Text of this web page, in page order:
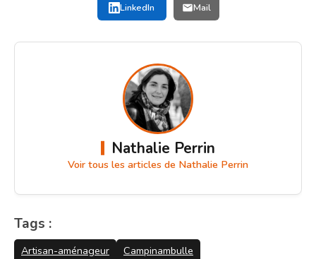
LinkedIn Mail
Nathalie Perrin
Voir tous les articles de Nathalie Perrin
Tags :
Artisan-aménageur
Campinambulle